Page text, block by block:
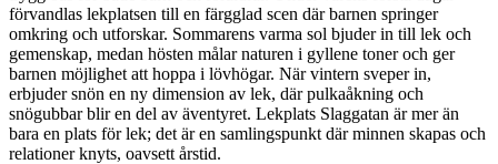
förvandlas lekplatsen till en färgglad scen där barnen springer
omkring och utforskar. Sommarens varma sol bjuder in till lek och
gemenskap, medan hösten målar naturen i gyllene toner och ger
barnen möjlighet att hoppa i lövhögar. När vintern sveper in,
erbjuder snön en ny dimension av lek, där pulkaåkning och
snögubbar blir en del av äventyret. Lekplats Slaggatan är mer än
bara en plats för lek; det är en samlingspunkt där minnen skapas och
relationer knyts, oavsett årstid.